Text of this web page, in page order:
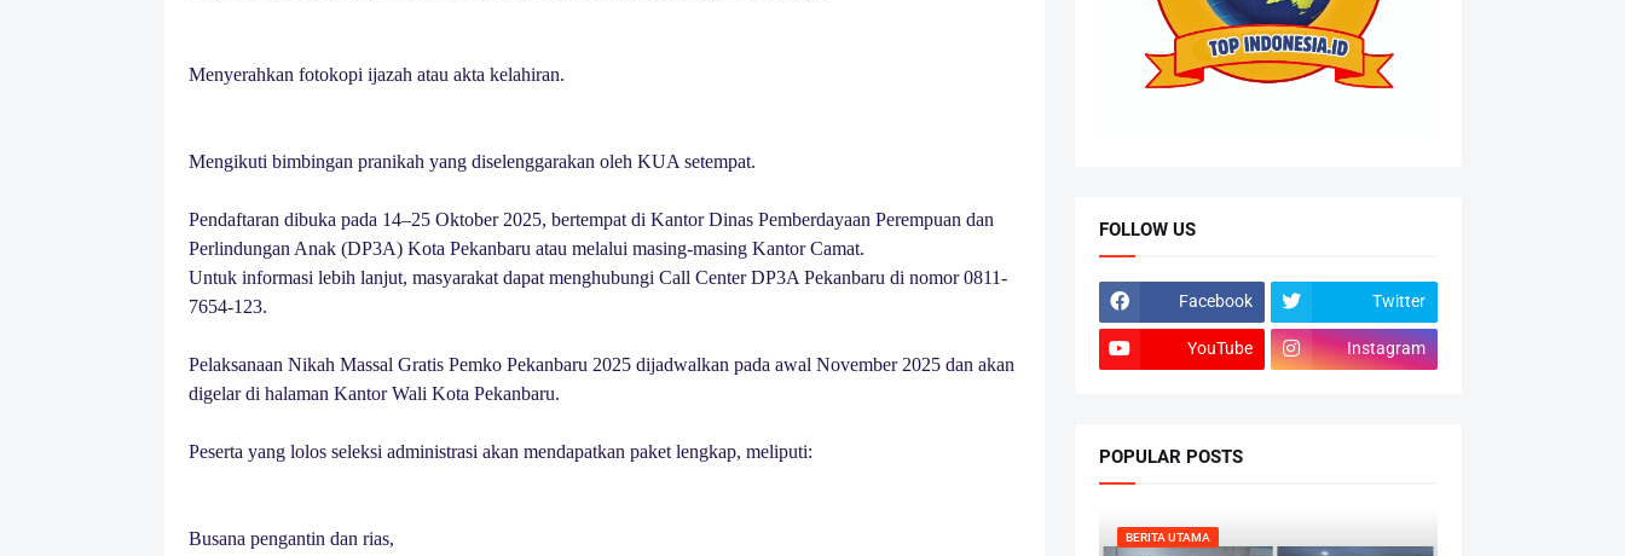
Menyerahkan fotokopi ijazah atau akta kelahiran.
Mengikuti bimbingan pranikah yang diselenggarakan oleh KUA setempat.
Pendaftaran dibuka pada 14–25 Oktober 2025, bertempat di Kantor Dinas Pemberdayaan Perempuan dan
Perlindungan Anak (DP3A) Kota Pekanbaru atau melalui masing-masing Kantor Camat.
Untuk informasi lebih lanjut, masyarakat dapat menghubungi Call Center DP3A Pekanbaru di nomor 0811-
7654-123.
Pelaksanaan Nikah Massal Gratis Pemko Pekanbaru 2025 dijadwalkan pada awal November 2025 dan akan
digelar di halaman Kantor Wali Kota Pekanbaru.
Peserta yang lolos seleksi administrasi akan mendapatkan paket lengkap, meliputi:
Busana pengantin dan rias,
FOLLOW US
Facebook Twitter
YouTube Instagram
POPULAR POSTS
BERITA UTAMA